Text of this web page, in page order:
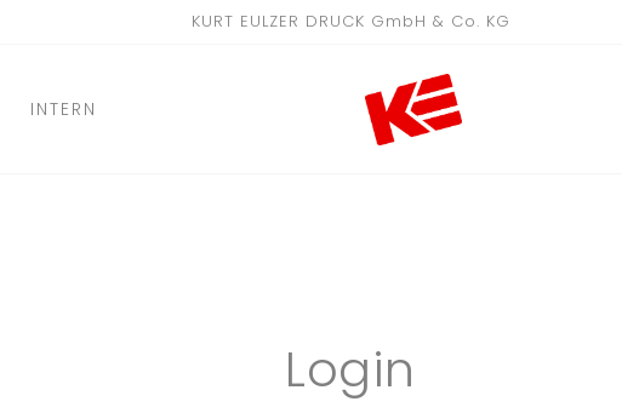
KURT EULZER DRUCK GmbH & Co. KG
INTERN
Login